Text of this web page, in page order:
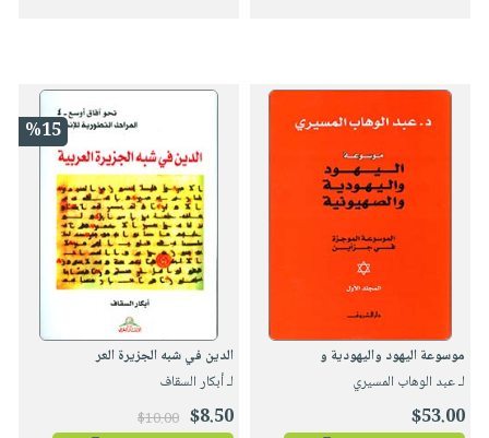
موسوعة اليهود واليهودية و
لـ عبد الوهاب المسيري
$53.00
%15
الدين في شبه الجزيرة العر
لـ أبكار السقاف
$8.50
$10.00